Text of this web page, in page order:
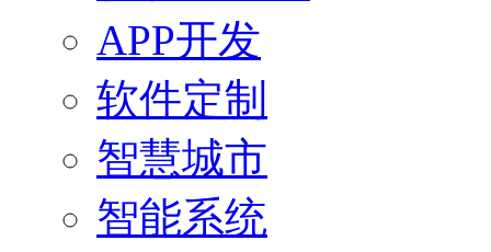
APP开发
软件定制
智慧城市
智能系统